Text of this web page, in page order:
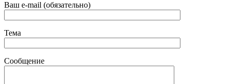
Ваш e-mail (обязательно)
Тема
Сообщение